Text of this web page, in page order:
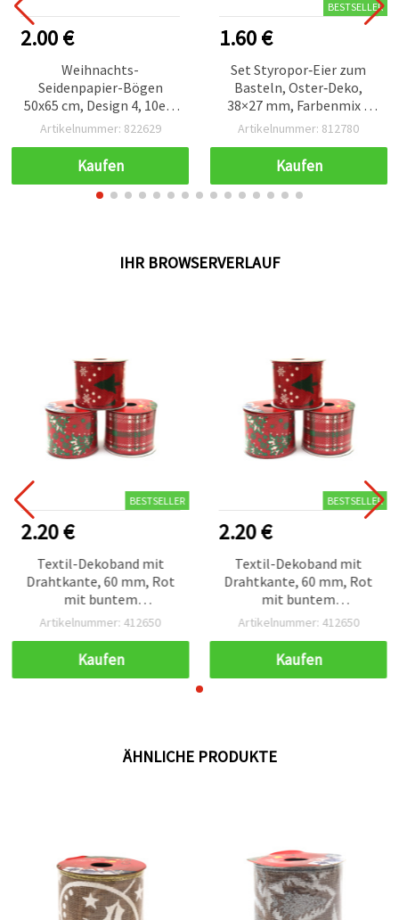
2.00 €
Weihnachts-
Seidenpapier-Bögen
50x65 cm, Design 4, 10er-
Pack
Artikelnummer: 822629
Kaufen
BESTSELLER
1.60 €
Set Styropor‑Eier zum
Basteln, Oster‑Deko,
38×27 mm, Farbenmix –
18 Stück
Artikelnummer: 812780
Kaufen
IHR BROWSERVERLAUF
BESTSELLER
2.20 €
Textil-Dekoband mit
Drahtkante, 60 mm, Rot
mit buntem
Weihnachtsdruck – 2,7 m
Artikelnummer: 412650
Kaufen
BESTSELLER
2.20 €
Textil-Dekoband mit
Drahtkante, 60 mm, Rot
mit buntem
Weihnachtsdruck – 2,7 m
Artikelnummer: 412650
Kaufen
ÄHNLICHE PRODUKTE